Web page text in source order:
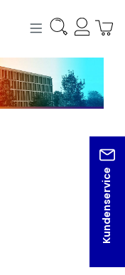
Kundenservice